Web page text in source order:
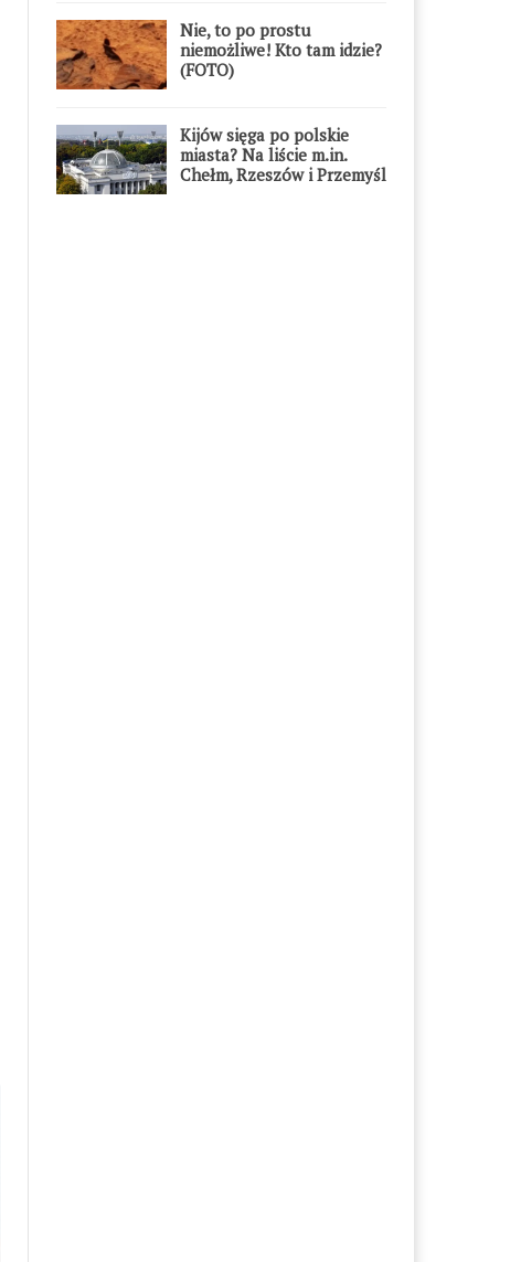
Nie, to po prostu
niemożliwe! Kto tam idzie?
(FOTO)
Kijów sięga po polskie
miasta? Na liście m.in.
Chełm, Rzeszów i Przemyśl